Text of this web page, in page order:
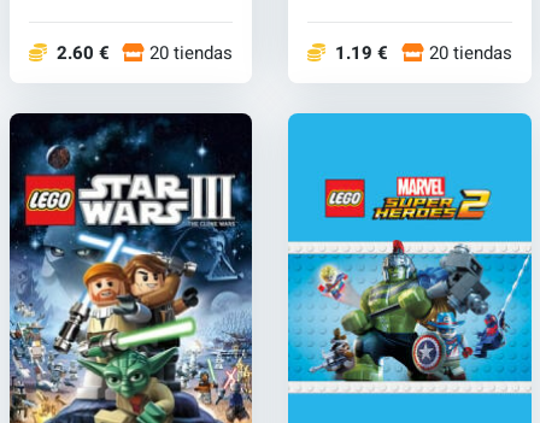
2.60 € 20 tiendas 1.19 € 20 tiendas